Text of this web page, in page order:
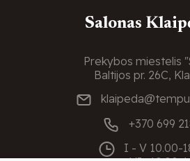
Salonas
Prekybos miestelis
Baltijos pr. 26C,
+370 699
I - V 10.00-